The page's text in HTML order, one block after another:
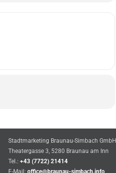
Stadtmarketing Braunau-Simbach GmbH
Theatergasse 3, 5280 Braunau am Inn
Tel.: +43 (7722) 21414
E-Mail: office@braunau-simbach.info